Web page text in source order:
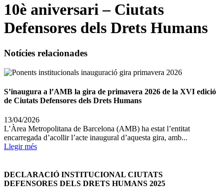
10è aniversari – Ciutats
Defensores dels Drets Humans
Notícies relacionades
S’inaugura a l’AMB la gira de primavera 2026 de la XVI edició
de Ciutats Defensores dels Drets Humans
13/04/2026
L’Àrea Metropolitana de Barcelona (AMB) ha estat l’entitat
encarregada d’acollir l’acte inaugural d’aquesta gira, amb...
Llegir més
DECLARACIÓ INSTITUCIONAL CIUTATS
DEFENSORES DELS DRETS HUMANS 2025